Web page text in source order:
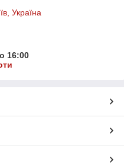
Україна
16:00